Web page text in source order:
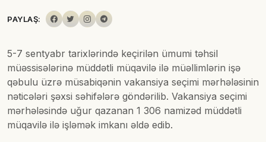
PAYLAŞ:
5-7 sentyabr tarixlərində keçirilən ümumi təhsil
müəssisələrinə müddətli müqavilə ilə müəllimlərin işə
qəbulu üzrə müsabiqənin vakansiya seçimi mərhələsinin
nəticələri şəxsi səhifələrə göndərilib. Vakansiya seçimi
mərhələsində uğur qazanan 1 306 namizəd müddətli
müqavilə ilə işləmək imkanı əldə edib.